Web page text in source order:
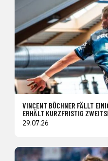
VINCENT BÜCHNER FÄLLT
ERHÄLT KURZFRISTIG
29.07.26